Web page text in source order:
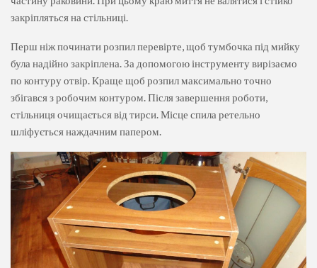
закріпляться на стільниці.
Перш ніж починати розпил перевірте, щоб тумбочка під мийку
була надійно закріплена. За допомогою інструменту вирізаємо
по контуру отвір. Краще щоб розпил максимально точно
збігався з робочим контуром. Після завершення роботи,
стільниця очищається від тирси. Місце спила ретельно
шліфується наждачним папером.